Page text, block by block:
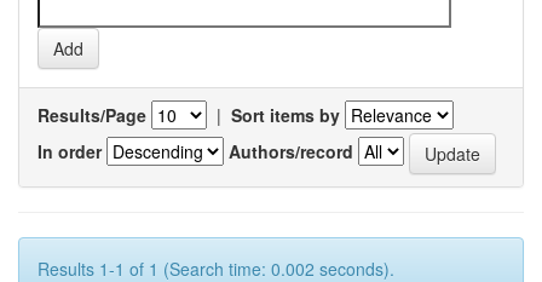
Results/Page | Sort items by
In order
Authors/record
Results 1-1 of 1 (Search time: 0.002 seconds).